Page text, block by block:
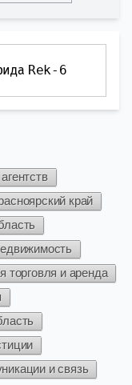
Rek-6
край
торговля и аренда
и связь